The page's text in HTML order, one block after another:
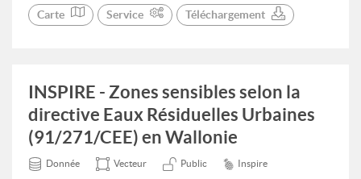
Carte Service Téléchargement
INSPIRE - Zones sensibles selon la
directive Eaux Résiduelles Urbaines
(91/271/CEE) en Wallonie
Donnée Vecteur Public Inspire